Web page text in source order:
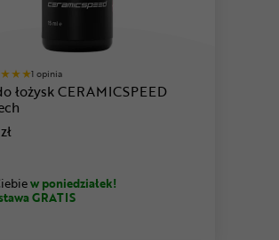
1 opinia
łożysk CERAMICSPEED
w poniedziałek!
GRATIS